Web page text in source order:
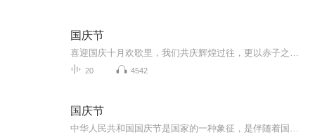
国庆节
20 4542
国庆节